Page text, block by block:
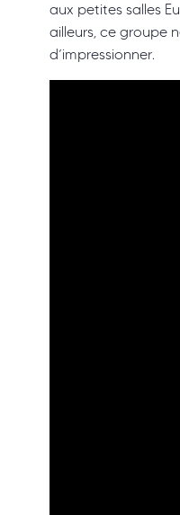
aux petites salles
ailleurs, ce groupe
d’impressionner.